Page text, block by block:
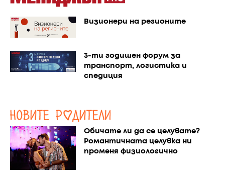
Визионери на регионите
3-ти годишен форум за
транспорт, логистика и
спедиция
Обичате ли да се целувате?
Романтичната целувка ни
променя физиологично